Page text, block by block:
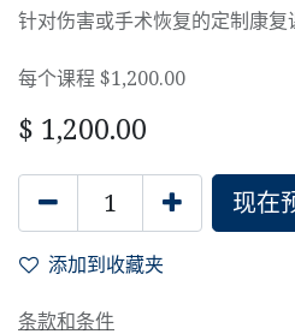
针对伤害或手术恢复的定制康复
每个课程 $1,200.00
$ 1,200.00
现在
添加到收藏夹
条款和条件